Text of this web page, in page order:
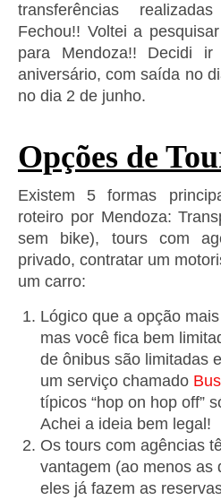
transferências
Fechou!! Voltei a
para Mendoza!! Decidi
aniversário, com saída no
no dia 2 de junho.
Opções de
Existem 5 formas
roteiro por Mendoza:
sem bike), tours com
privado, contratar um
um carro:
Lógico que a opção
mas você fica bem
de ônibus são limitadas
um serviço chamado
típicos “hop on hop off”
Achei a ideia bem legal!
Os tours com agências
vantagem (ao menos as
eles já fazem as